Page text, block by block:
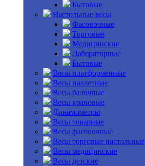
Бытовые
Настольные весы
Фасовочные
Торговые
Медицинские
Лабораторные
Бытовые
Весы платформенные
Весы паллетные
Весы балочные
Весы крановые
Динамометры
Весы товарные
Весы фасовочные
Весы торговые настольные
Весы медицинские
Весы детские